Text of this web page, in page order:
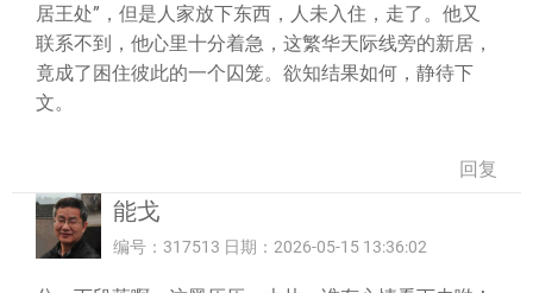
居王处”，但是人家放下东西，人未入住，走了。他又
联系不到，他心里十分着急，这繁华天际线旁的新居，
竟成了困住彼此的一个囚笼。欲知结果如何，静待下
文。
回复
能戈
编号：317513 日期：2026-05-15 13:36:02